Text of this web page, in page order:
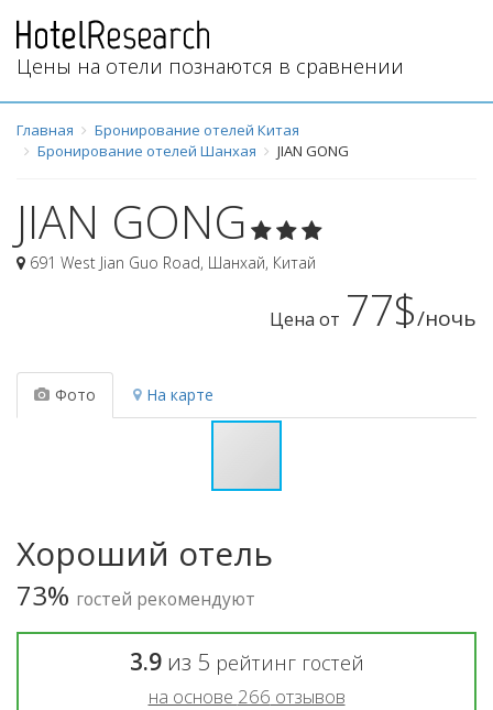
Цены на отели познаются в сравнении
Главная
Бронирование отелей Китая
Бронирование отелей Шанхая
JIAN GONG
JIAN GONG
691 West Jian Guo Road, Шанхай, Китай
Цена от 77$/ночь
Фото На карте
Хороший отель
73% гостей рекомендуют
3.9из 5 рейтинг гостей
на основе 266 отзывов